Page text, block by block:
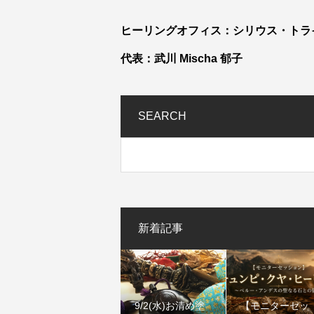
ヒーリングオフィス：シリウス・トラ
代表：武川 Mischa 郁子
SEARCH
新着記事
9/2(水)お清め塗 【モニターセッ